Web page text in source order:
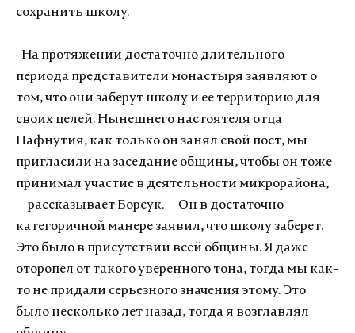
сохранить школу.
-На протяжении достаточно длительного
периода представители монастыря заявляют о
том, что они заберут школу и ее территорию для
своих целей. Нынешнего настоятеля отца
Пафнутия, как только он занял свой пост, мы
пригласили на заседание общины, чтобы он тоже
принимал участие в деятельности микрорайона,
— рассказывает Борсук. — Он в достаточно
категоричной манере заявил, что школу заберет.
Это было в присутствии всей общины. Я даже
оторопел от такого уверенного тона, тогда мы как-
то не придали серьезного значения этому. Это
было несколько лет назад, тогда я возглавлял